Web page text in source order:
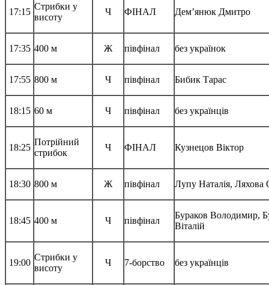
17:15
Стрибки у
висоту
Ч ФІНАЛ Дем’янюк Дмитро
17:35 400 м Ж півфінал без українок
17:55 800 м Ч півфінал Бибик Тарас
18:15 60 м Ч півфінал без українців
18:25
Потрійний
стрибок
Ч ФІНАЛ Кузнецов Віктор
18:30 800 м Ж півфінал Лупу Наталія, Ляхова
18:45 400 м Ч півфінал
Бураков Володимир,
Віталій
19:00
Стрибки у
висоту
Ч 7-борство без українців